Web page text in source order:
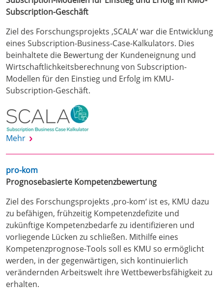
Subscription-Geschäft
Ziel des Forschungsprojekts ‚SCALA‘ war die Entwicklung
eines Subscription-Business-Case-Kalkulators. Dies
beinhaltete die Bewertung der Kundeneignung und
Wirtschaftlichkeitsberechnung von Subscription-
Modellen für den Einstieg und Erfolg im KMU-
Subscription-Geschäft.
Mehr
pro-kom
Prognosebasierte Kompetenzbewertung
Ziel des Forschungsprojekts ‚pro-kom‘ ist es, KMU dazu
zu befähigen, frühzeitig Kompetenzdefizite und
zukünftige Kompetenzbedarfe zu identifizieren und
vorliegende Lücken zu schließen. Mithilfe eines
Kompetenzprognose-Tools soll es KMU so ermöglicht
werden, in der gegenwärtigen, sich kontinuierlich
verändernden Arbeitswelt ihre Wettbewerbsfähigkeit zu
erhalten.